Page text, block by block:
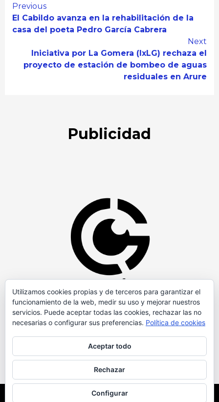
Continue
Reading
Previous
El Cabildo avanza en la rehabilitación de la
casa del poeta Pedro García Cabrera
Next
Iniciativa por La Gomera (IxLG) rechaza el
proyecto de estación de bombeo de aguas
residuales en Arure
Publicidad
Copyright © Todos los derechos reservados.
Utilizamos cookies propias y de terceros para garantizar el
funcionamiento de la web, medir su uso y mejorar nuestros
servicios. Puede aceptar todas las cookies, rechazar las no
necesarias o configurar sus preferencias. Política de cookies
Aceptar todo
Rechazar
Configurar